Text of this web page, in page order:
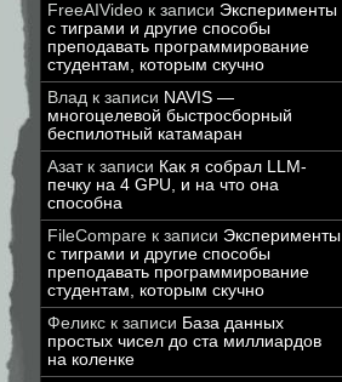
FreeAIVideo к записи Эксперименты
с тиграми и другие способы
преподавать программирование
студентам, которым скучно
Влад к записи NAVIS —
многоцелевой быстросборный
беспилотный катамаран
Азатк записи Как я собрал LLM-
печку на 4 GPU, и на что она
способна
FileCompare к записи Эксперименты
с тиграми и другие способы
преподавать программирование
студентам, которым скучно
Феликс к записи База данных
простых чисел до ста миллиардов
на коленке